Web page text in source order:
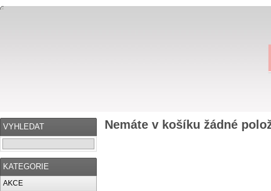
VYHLEDAT
KATEGORIE
AKCE
Nemáte v košíku žádné